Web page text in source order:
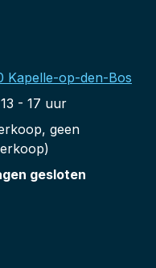
Kapelle-op-den-Bos
- 17 uur
geen
gesloten